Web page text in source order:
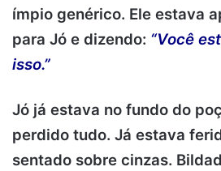
ímpio genérico. Ele estava
para Jó e dizendo: “Você
isso.”
Jó já estava no fundo do
perdido tudo. Já estava
sentado sobre cinzas.